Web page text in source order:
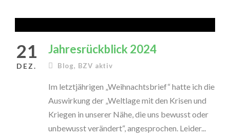
21
DEZ.
Jahresrückblick 2024
Blog, BZV aktiv
Im letztjährigen „Weihnachtsbrief“ hatte ich die
Auswirkung der „Weltlage mit den Krisen und
Kriegen in unserer Nähe, die uns bewusst oder
unbewusst verändert“, angesprochen. Leider...